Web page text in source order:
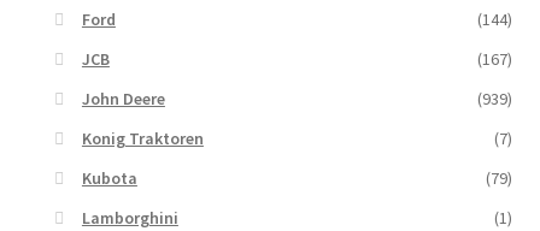
Ford
(144)
JCB
(167)
John Deere
(939)
Konig Traktoren
(7)
Kubota
(79)
Lamborghini
(1)